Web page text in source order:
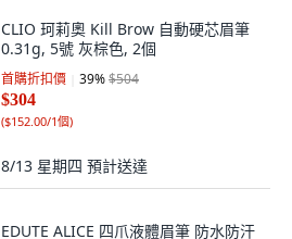
CLIO 珂莉奧 Kill Brow 自動硬芯眉筆
0.31g, 5號 灰棕色, 2個
首購折扣價 39%$504
$304
($152.00/1個)
8/13 星期四 預計送達
EDUTE ALICE 四爪液體眉筆 防水防汗